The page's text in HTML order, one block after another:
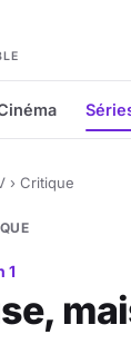
› Critique
1